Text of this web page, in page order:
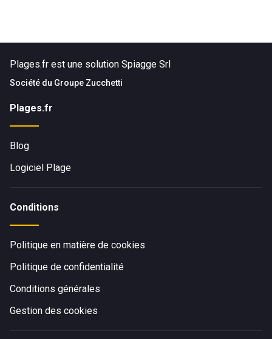
Plages.fr est une solution Spiagge Srl
Société du Groupe Zucchetti
Plages.fr
Blog
Logiciel Plage
Conditions
Politique en matière de cookies
Politique de confidentialité
Conditions générales
Gestion des cookies